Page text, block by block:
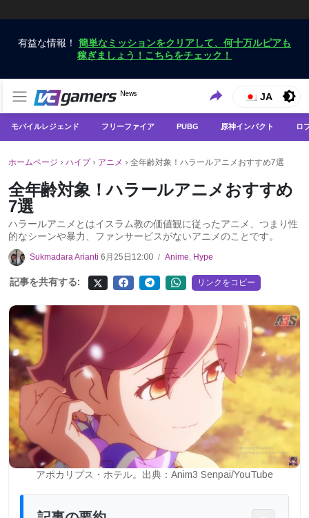
有益な情報！ 簡単なミッションをクリアして、何十万ルピアも
稼ぎましょう！こちらをチェック！
VCGamers ニュース
News
VCGamersだけで最新のゲームニュースを入手
JA
モバイルレジェンド フリーファイア PUBG 原神インパクト ロ
ホームページ › ハイプ› アニメ › 全年齢対象！ハラールアニメおすすめ7選
全年齢対象！ハラールアニメおすすめ
7選
ハラールアニメとはイスラム教の価値観に従ったアニメ、つまり性
的なシーンや暴力、ファンサービスがないアニメのことです。
Sukmadara Arianti 6月25日12:00 / Anime, Hype
記事を共有する: リンクをコピー
アポカリプス・ホテル。出典：Anim3 Senpai/YouTube